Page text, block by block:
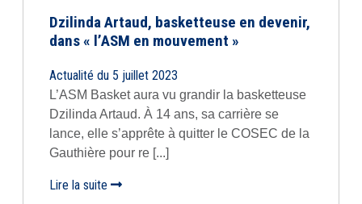
Dzilinda Artaud, basketteuse en devenir,
dans « l’ASM en mouvement »
Actualité du 5 juillet 2023
L’ASM Basket aura vu grandir la basketteuse
Dzilinda Artaud. À 14 ans, sa carrière se
lance, elle s’apprête à quitter le COSEC de la
Gauthière pour re [...]
Lire la suite